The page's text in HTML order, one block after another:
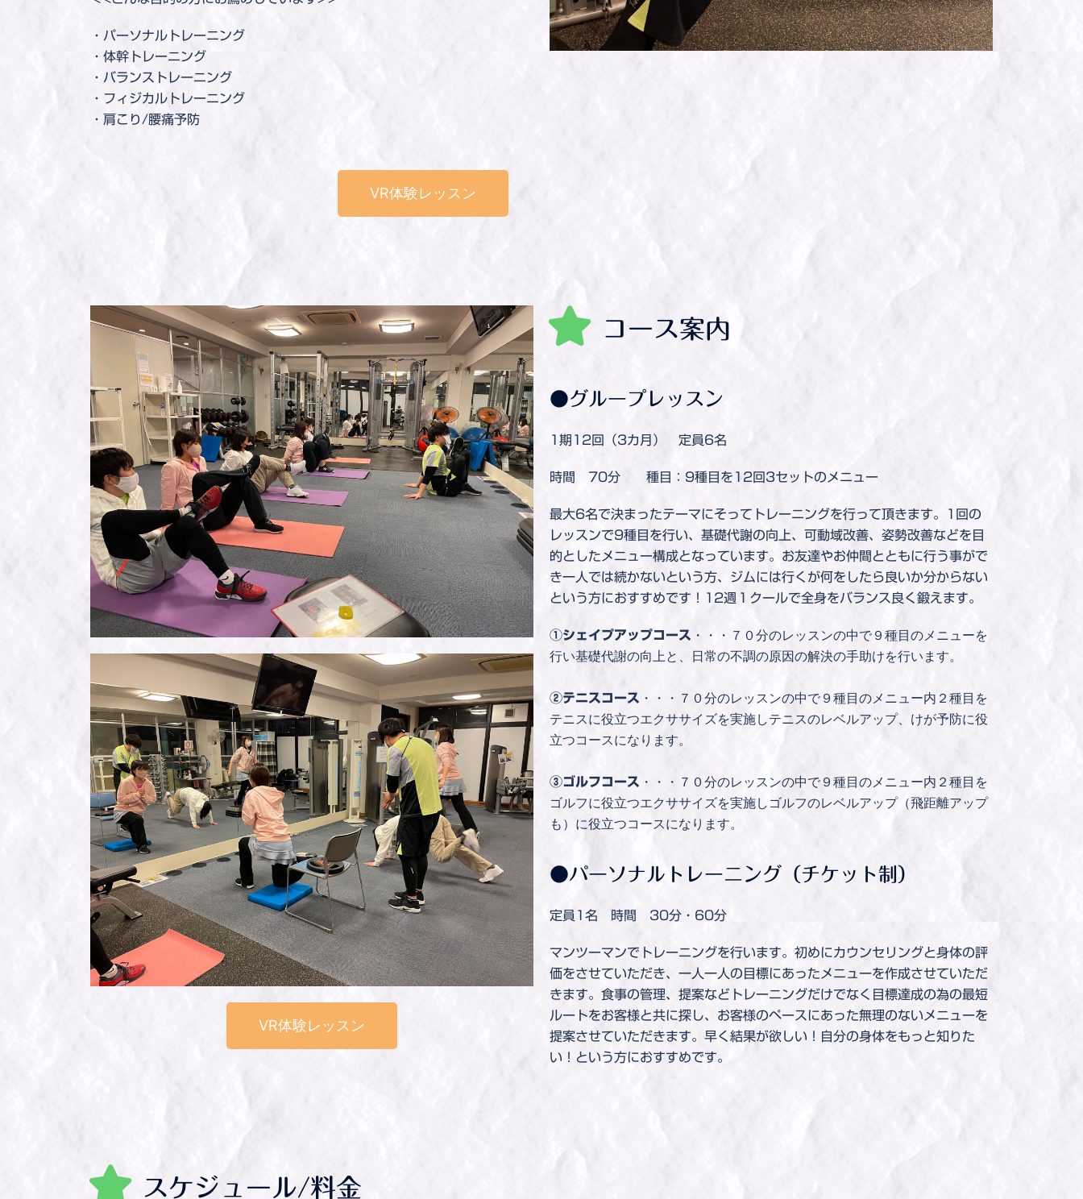
・パーソナルトレーニング
・体幹トレーニング
・バランストレーニング
・フィジカルトレーニング
・肩こり/腰痛予防
VR体験レッスン
VR体験レッスン
コース案内
●グループレッスン
1期12回（3カ月） 定員6名
時間 70分 種目：9種目を12回3セットのメニュー
最大6名で決まったテーマにそってトレーニングを行って頂きます。1回の
レッスンで9種目を行い、基礎代謝の向上、可動域改善、姿勢改善などを目
的としたメニュー構成となっています。お友達やお仲間とともに行う事がで
き一人では続かないという方、ジムには行くが何をしたら良いか分からない
という方におすすめです！12週１クールで全身をバランス良く鍛えます。
①シェイプアップコース ・・・７０分のレッスンの中で９種目のメニューを
行い基礎代謝の向上と、日常の不調の原因の解決の手助けを行います。
②テニスコース ・・・７０分のレッスンの中で９種目のメニュー内２種目を
テニスに役立つエクササイズを実施しテニスのレベルアップ、けが予防に役
立つコースになります。
③ゴルフコース ・・・７０分のレッスンの中で９種目のメニュー内２種目を
ゴルフに役立つエクササイズを実施しゴルフのレベルアップ（飛距離アップ
も）に役立つコースになります。
●パーソナルトレーニング（チケット制）
定員1名 時間 30分・60分
マンツーマンでトレーニングを行います。初めにカウンセリングと身体の評
価をさせていただき、一人一人の目標にあったメニューを作成させていただ
きます。食事の管理、提案などトレーニングだけでなく目標達成の為の最短
ルートをお客様と共に探し、お客様のペースにあった無理のないメニューを
提案させていただきます。早く結果が欲しい！自分の身体をもっと知りた
い！という方におすすめです。
スケジュール/料金